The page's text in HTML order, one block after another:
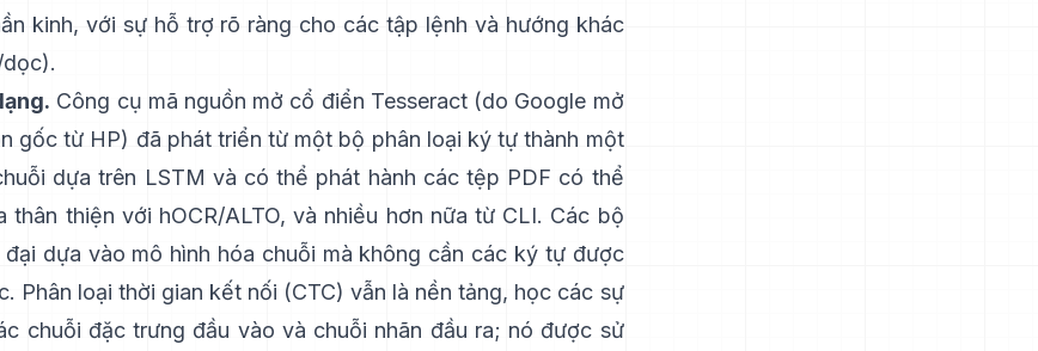
kinh, với sự hỗ trợ rõ ràng cho các tập lệnh và hướng khác
Công cụ mã nguồn mở cổ điển Tesseract (do Google mở
gốc từ HP) đã phát triển từ một bộ phân loại ký tự thành một
dựa trên LSTM và có thể phát hành các tệp PDF có thể
thân thiện với hOCR/ALTO, và nhiều hơn nữa từ CLI. Các bộ
đại dựa vào mô hình hóa chuỗi mà không cần các ký tự được
Phân loại thời gian kết nối (CTC) vẫn là nền tảng, học các sự
chuỗi đặc trưng đầu vào và chuỗi nhãn đầu ra; nó được sử